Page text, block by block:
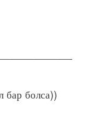
(ол бар болса))